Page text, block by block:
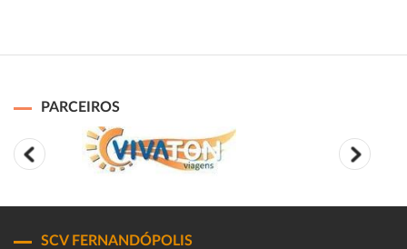
PARCEIROS
SCV FERNANDÓPOLIS